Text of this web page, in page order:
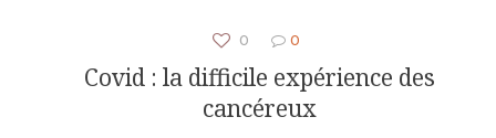
0 0
Covid : la difficile expérience des
cancéreux